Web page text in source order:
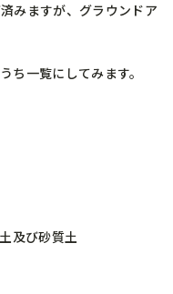
みますが、グラウンドア
ち一覧にしてみます。
及び砂質土